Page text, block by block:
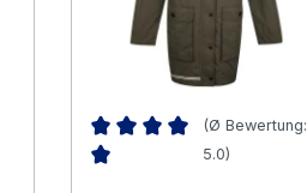
(Ø Bewertung:
5.0)